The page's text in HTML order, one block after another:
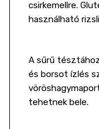
csirkemellre.
használható
A sűrű
és borsot ízlés
tehetnek bele.